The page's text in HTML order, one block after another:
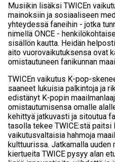
Musiikin lisäksi TWICEn
mainoksiin ja sosiaaliseen
yhteydessä faneihin - jotka
nimellä ONCE -
sisällön kautta. Heidän
aito vuorovaikutuksensa ovat
omistautuneen fanikunnan
TWICEn vaikutus K-pop-
saaneet lukuisia palkintoja ja
edistänyt K-popin
omistautumisensa omalle
kehittyä jatkuvasti ja sitoutua
tasolla tekee TWICE:stä
vaikutusvaltaisia hahmoja
kulttuurissa. Jatkamalla
kiertueita TWICE pysyy alan